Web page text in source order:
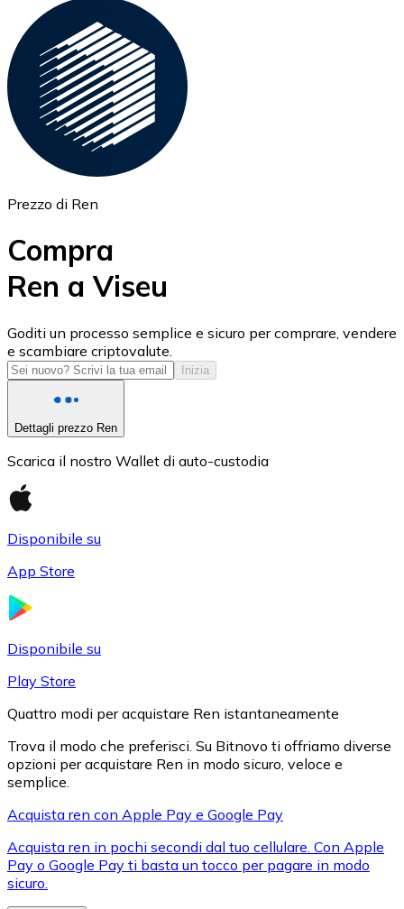
Ethereum
ETH
USD Coin
USDC
XRP
XRP
Prezzo di Ren
Compra
Ren a Viseu
Goditi un processo semplice e sicuro per comprare, vendere
e scambiare criptovalute.
Inizia
Dettagli prezzo Ren
Scarica il nostro Wallet di auto-custodia
Disponibile su
App Store
Disponibile su
Play Store
Quattro modi per acquistare Ren istantaneamente
Trova il modo che preferisci. Su Bitnovo ti offriamo diverse
opzioni per acquistare Ren in modo sicuro, veloce e
semplice.
Acquista ren con Apple Pay e Google Pay
Acquista ren in pochi secondi dal tuo cellulare. Con Apple
Pay o Google Pay ti basta un tocco per pagare in modo
sicuro.